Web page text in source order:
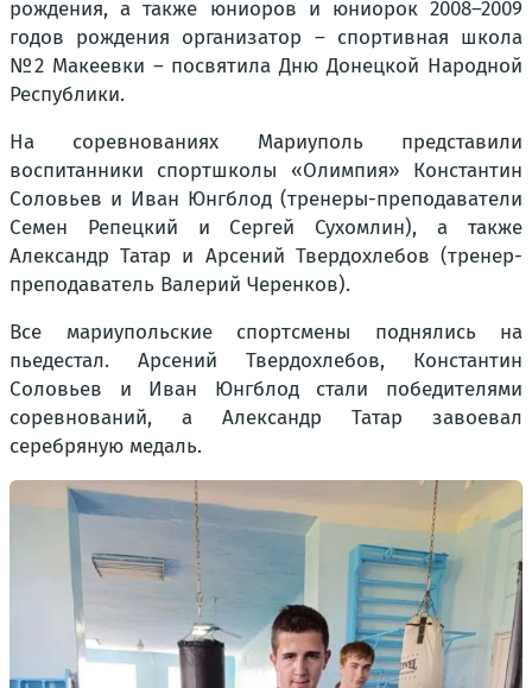
рождения, а также юниоров и юниорок 2008–2009
годов рождения организатор – спортивная школа
№2 Макеевки – посвятила Дню Донецкой Народной
Республики.
На соревнованиях Мариуполь представили
воспитанники спортшколы «Олимпия» Константин
Соловьев и Иван Юнгблод (тренеры-преподаватели
Семен Репецкий и Сергей Сухомлин), а также
Александр Татар и Арсений Твердохлебов (тренер-
преподаватель Валерий Черенков).
Все мариупольские спортсмены поднялись на
пьедестал. Арсений Твердохлебов, Константин
Соловьев и Иван Юнгблод стали победителями
соревнований, а Александр Татар завоевал
серебряную медаль.